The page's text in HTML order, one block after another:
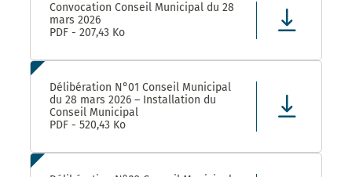
Convocation Conseil Municipal du 28
mars 2026
PDF - 207,43 Ko
Délibération N°01 Conseil Municipal
du 28 mars 2026 – Installation du
Conseil Municipal
PDF - 520,43 Ko